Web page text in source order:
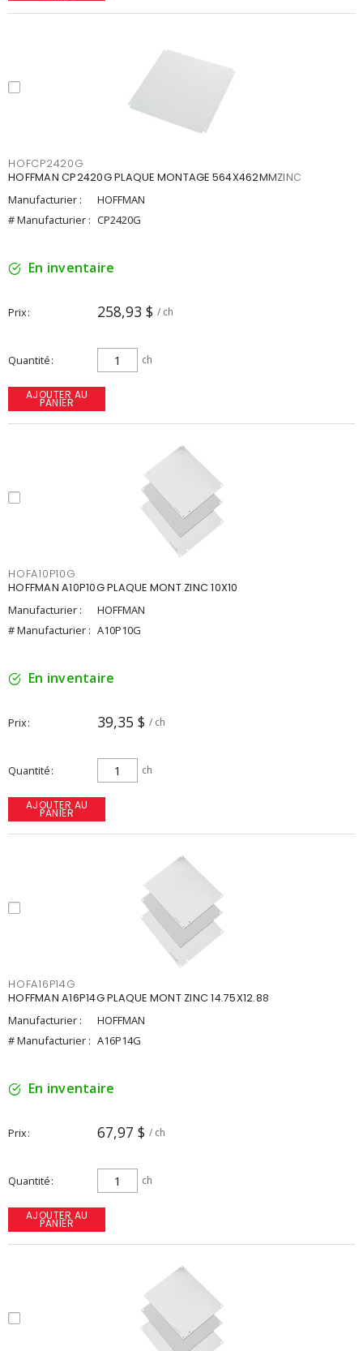
HOFCP2420G
HOFFMAN CP2420G PLAQUE MONTAGE 564X462MMZINC
Manufacturier :
HOFFMAN
# Manufacturier : CP2420G
En inventaire
Prix 258,93 $ / ch
Quantité ch
AJOUTER AU
PANIER
HOFA10P10G
HOFFMAN A10P10G PLAQUE MONT ZINC 10X10
Manufacturier :
HOFFMAN
# Manufacturier : A10P10G
En inventaire
Prix 39,35 $ / ch
Quantité ch
AJOUTER AU
PANIER
HOFA16P14G
HOFFMAN A16P14G PLAQUE MONT ZINC 14.75X12.88
Manufacturier :
HOFFMAN
# Manufacturier : A16P14G
En inventaire
Prix 67,97 $ / ch
Quantité ch
AJOUTER AU
PANIER